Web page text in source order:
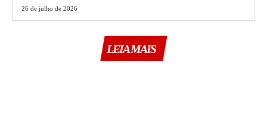
26 de julho de 2026
LEIA MAIS